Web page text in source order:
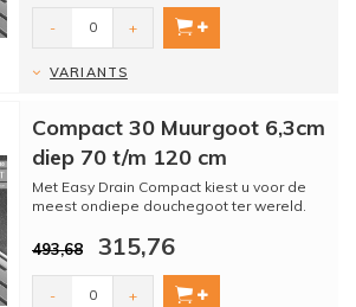
- +
VARIANTS
Compact 30 Muurgoot 6,3cm
diep 70 t/m 120 cm
Met Easy Drain Compact kiest u voor de
meest ondiepe douchegoot ter wereld.
493,68 315,76
- +